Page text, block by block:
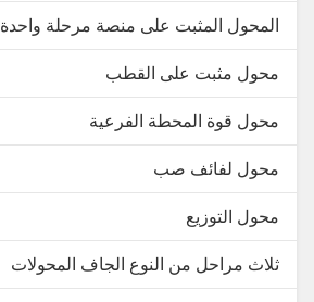
المحول المثبت على منصة مرحلة واحدة
محول مثبت على القطب
محول قوة المحطة الفرعية
محول لفائف صب
محول التوزيع
ثلاث مراحل من النوع الجاف المحولات